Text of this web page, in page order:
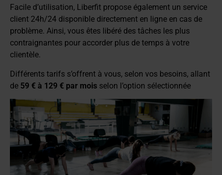
Facile d’utilisation, Liberfit propose également un service
client 24h/24 disponible directement en ligne en cas de
problème. Ainsi, vous êtes libéré des tâches les plus
contraignantes pour accorder plus de temps à votre
clientèle.
Différents tarifs s’offrent à vous, selon vos besoins, allant
de 59 € à 129 € par mois selon l’option sélectionnée